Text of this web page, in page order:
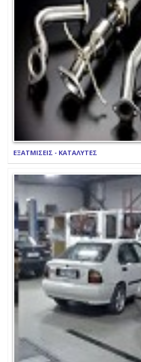
ΕΞΑΤΜΙΣΕΙΣ - ΚΑΤΑΛΥΤΕΣ